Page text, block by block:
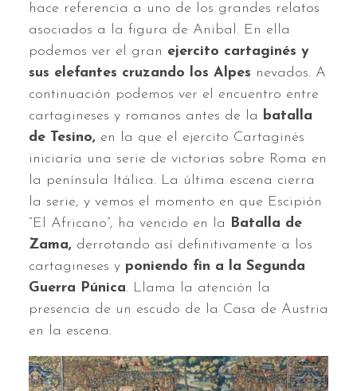
hace referencia a uno de los grandes relatos
asociados a la figura de Anibal. En ella
podemos ver el gran ejercito cartaginés y
sus elefantes cruzando los Alpes nevados. A
continuación podemos ver el encuentro entre
cartagineses y romanos antes de la batalla
de Tesino, en la que el ejercito Cartaginés
iniciaría una serie de victorias sobre Roma en
la península Itálica. La última escena cierra
la serie, y vemos el momento en que Escipión
“El Africano”, ha vencido en la Batalla de
Zama, derrotando así definitivamente a los
cartagineses y poniendo fin a la Segunda
Guerra Púnica. Llama la atención la
presencia de un escudo de la Casa de Austria
en la escena.